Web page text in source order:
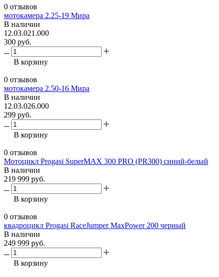
0 отзывов
мотокамера 2.25-19 Мира
В наличии
12.03.021.000
300 руб.
В корзину
0 отзывов
мотокамера 2.50-16 Мира
В наличии
12.03.026.000
299 руб.
В корзину
0 отзывов
Мотоцикл Progasi SuperMAX 300 PRO (PR300) синий-белый
В наличии
219 999 руб.
В корзину
0 отзывов
квадроцикл Progasi RaceJumper MaxPower 200 черный
В наличии
249 999 руб.
В корзину